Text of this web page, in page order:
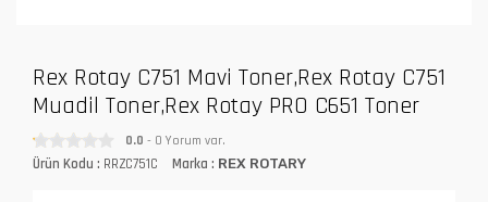
Rex Rotay C751 Mavi Toner,Rex Rotay C751
Muadil Toner,Rex Rotay PRO C651 Toner
0.0 - 0 Yorum var.
Ürün Kodu : RRZC751C Marka : REX ROTARY